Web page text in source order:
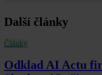
Další články
Články
Odklad AI Actu